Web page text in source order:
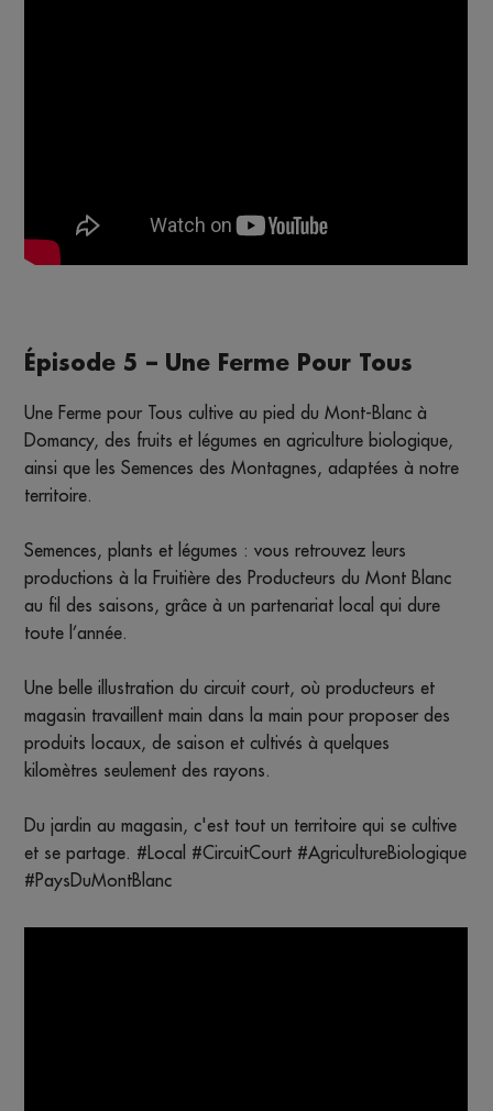
Épisode 5 – Une Ferme Pour Tous
Une Ferme pour Tous cultive au pied du Mont-Blanc à
Domancy, des fruits et légumes en agriculture biologique,
ainsi que les Semences des Montagnes, adaptées à notre
territoire.
Semences, plants et légumes : vous retrouvez leurs
productions à la Fruitière des Producteurs du Mont Blanc
au fil des saisons, grâce à un partenariat local qui dure
toute l’année.
Une belle illustration du circuit court, où producteurs et
magasin travaillent main dans la main pour proposer des
produits locaux, de saison et cultivés à quelques
kilomètres seulement des rayons.
Du jardin au magasin, c'est tout un territoire qui se cultive
et se partage. #Local #CircuitCourt #AgricultureBiologique
#PaysDuMontBlanc